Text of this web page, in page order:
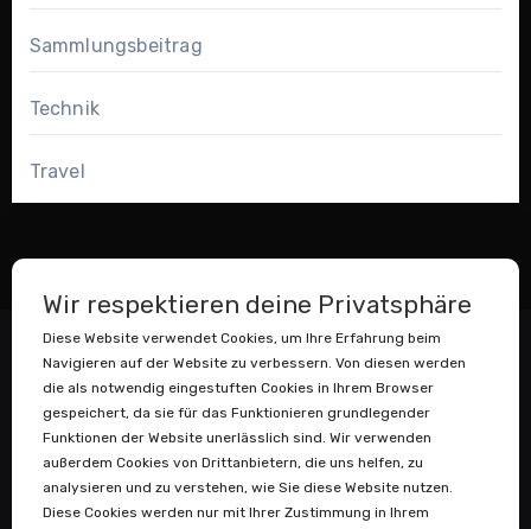
Sammlungsbeitrag
Technik
Travel
Datenstaubsauger
Wir respektieren deine Privatsphäre
Diese Website verwendet Cookies, um Ihre Erfahrung beim
Navigieren auf der Website zu verbessern. Von diesen werden
die als notwendig eingestuften Cookies in Ihrem Browser
gespeichert, da sie für das Funktionieren grundlegender
Funktionen der Website unerlässlich sind. Wir verwenden
außerdem Cookies von Drittanbietern, die uns helfen, zu
analysieren und zu verstehen, wie Sie diese Website nutzen.
Diese Cookies werden nur mit Ihrer Zustimmung in Ihrem